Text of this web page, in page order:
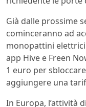
Già dalle prossime
cominceranno ad
monopattini
app Hive e Freen
1 euro per
aggiungere una
In Europa, l’attività